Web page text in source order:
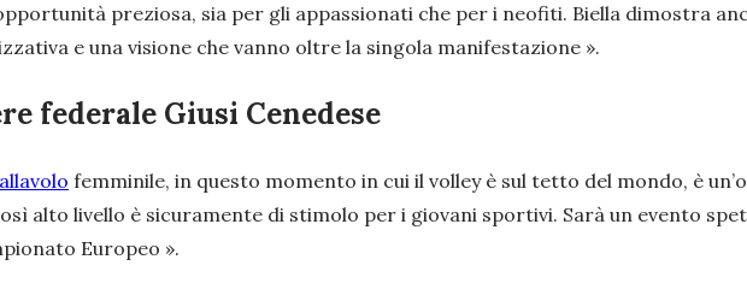
preziosa, sia per gli appassionati che per i neofiti. Biella dimostra
e una visione che vanno oltre la singola manifestazione ».
federale Giusi Cenedese
femminile, in questo momento in cui il volley è sul tetto del mondo, è
alto livello è sicuramente di stimolo per i giovani sportivi. Sarà un evento
Europeo ».